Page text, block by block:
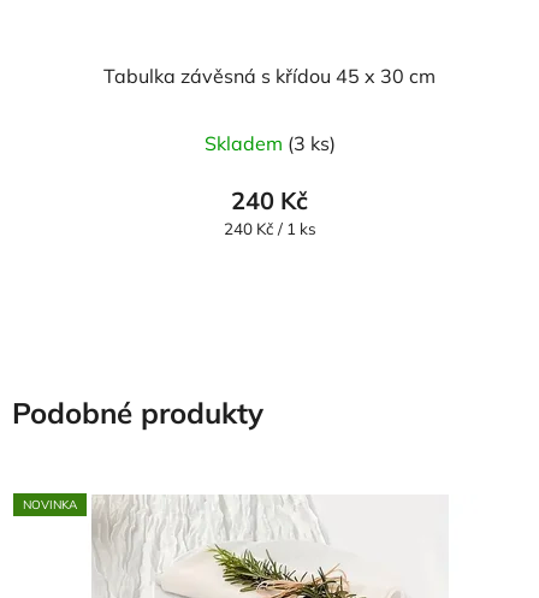
Tabulka závěsná s křídou 45 x 30 cm
Skladem (3 ks)
240 Kč
Měrná
240 Kč / 1 ks
Podobné produkty
NOVINKA